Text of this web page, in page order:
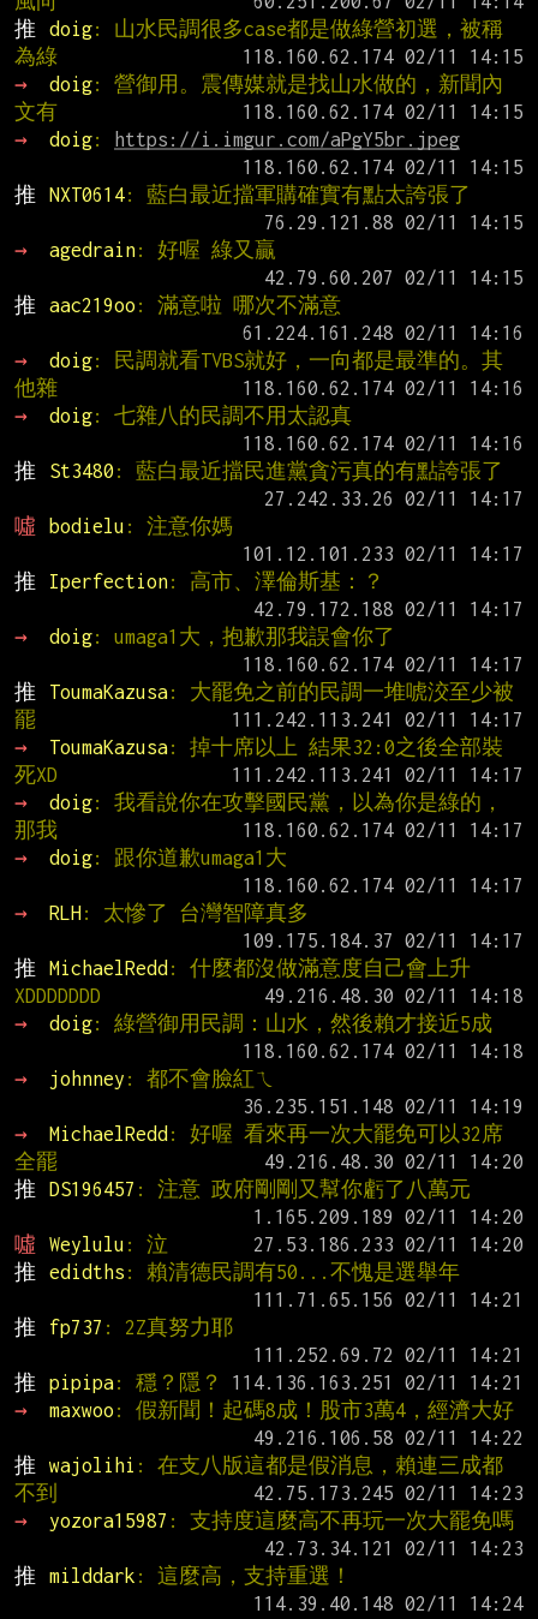
推
doig: 山水民調很多case都是做綠營初選，被稱
為綠
→
doig: 營御用。震傳媒就是找山水做的，新聞內
文有
→
doig:
https://i.imgur.com/aPgY5br.jpeg
推
NXT0614: 藍白最近擋軍購確實有點太誇張了
→
agedrain: 好喔 綠又贏
推
aac219oo : 滿意啦 哪次不滿意
→
doig: 民調就看TVBS就好，一向都是最準的。其
他雜
→
doig: 七雜八的民調不用太認真
推
St3480 : 藍白最近擋民進黨貪污真的有點誇張了
噓
bodielu : 注意你媽
推
Iperfection: 高市、澤倫斯基：？
→
doig: umaga1大，抱歉那我誤會你了
推
ToumaKazusa: 大罷免之前的民調一堆唬洨至少被
罷
→
ToumaKazusa: 掉十席以上 結果32:0之後全部裝
死XD
→
doig: 我看說你在攻擊國民黨，以為你是綠的，
那我
→
doig: 跟你道歉umaga1大
→
RLH: 太慘了 台灣智障真多
推
MichaelRedd : 什麼都沒做滿意度自己會上升
XDDDDDDD
→
doig: 綠營御用民調：山水，然後賴才接近5成
→
johnney : 都不會臉紅ㄟ
→
MichaelRedd : 好喔 看來再一次大罷免可以32席
全罷
推
DS196457 : 注意 政府剛剛又幫你虧了八萬元
噓
Weylulu : 泣
推
edidths : 賴清德民調有50...不愧是選舉年
推
fp737 : 2Z真努力耶
推
pipipa: 穩？隱？
→
maxwoo : 假新聞！起碼8成！股市3萬4，經濟大好
推
wajolihi : 在支八版這都是假消息，賴連三成都
不到
→
yozora15987 : 支持度這麼高不再玩一次大罷免嗎
推
milddark : 這麼高，支持重選！